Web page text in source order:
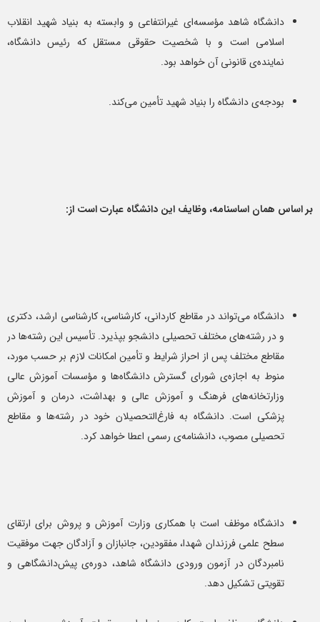
دانشگاه شاهد مؤسسه‌ای غیرانتفاعی و وابسته به بنیاد شهید انقلاب
اسلامی است و با شخصیت حقوقی مستقل که رئیس دانشگاه،
نماینده‌ی قانونی آن خواهد بود.
بودجه‌ی دانشگاه را بنیاد شهید تأمین می‌کند.
بر اساس همان اساسنامه، وظایف این دانشگاه عبارت است از:
دانشگاه می‌تواند در مقاطع کاردانی، کارشناسی، کارشناسی ارشد، دکتری
و در رشته‌های مختلف تحصیلی دانشجو بپذیرد. تأسیس این رشته‌ها در
مقاطع مختلف پس از احراز شرایط و تأمین امکانات لازم بر حسب مورد،
منوط به اجازه‌ی شورای گسترش دانشگاه‌ها و مؤسسات آموزش عالی
وزارتخانه‌های فرهنگ و آموزش عالی و بهداشت، درمان و آموزش
پزشکی است. دانشگاه به فارغ‌التحصیلان خود در رشته‌ها و مقاطع
تحصیلی مصوب، دانشنامه‌ی رسمی اعطا خواهد کرد.
دانشگاه موظف است با همکاری وزارت آموزش و پروش برای ارتقای
سطح علمی فرزندان شهدا، مفقودین، جانبازان و آزادگان جهت موفقیت
نامبردگان در آزمون ورودی دانشگاه شاهد، دوره‌ی پیش‌دانشگاهی و
تقویتی تشکیل دهد.